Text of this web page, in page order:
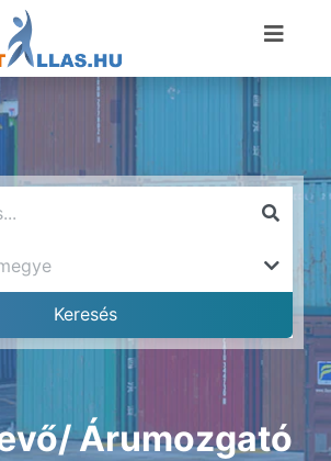
Árumozgató